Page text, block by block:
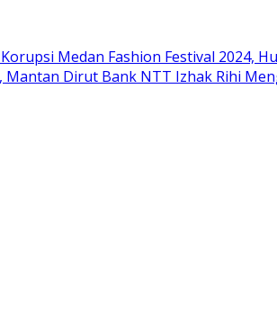
Medan Fashion Festival 2024,
Dirut Bank NTT Izhak Rihi